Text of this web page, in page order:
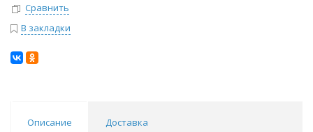
Сравнить
В закладки
Описание Доставка